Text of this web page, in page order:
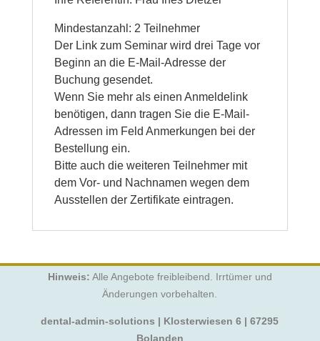
Mindestanzahl: 2 Teilnehmer
Der Link zum Seminar wird drei Tage vor
Beginn an die E-Mail-Adresse der
Buchung gesendet.
Wenn Sie mehr als einen Anmeldelink
benötigen, dann tragen Sie die E-Mail-
Adressen im Feld Anmerkungen bei der
Bestellung ein.
Bitte auch die weiteren Teilnehmer mit
dem Vor- und Nachnamen wegen dem
Ausstellen der Zertifikate eintragen.
Hinweis: Alle Angebote freibleibend. Irrtümer und
Änderungen vorbehalten.
dental-admin-solutions | Klosterwiesen 6 | 67295
Bolanden